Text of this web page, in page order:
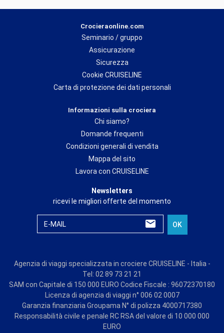
Crocieraonline.com
Seminario / gruppo
Assicurazione
Sicurezza
Cookie CRUISELINE
Carta di protezione dei dati personali
Informazioni sulla crociera
Chi siamo?
Domande frequenti
Condizioni generali di vendita
Mappa del sito
Lavora con CRUISELINE
Newsletters
ricevi le migliori offerte del momento
E-MAIL OK
Agenzia di viaggi specializzata in crociere CRUISELINE - Italia -
Tel: 02 89 73 21 21
SAM con Capitale di 150 000 EURO Codice Fiscale : 96072370180
Licenza di agenzia di viaggi n° 006 02 0007
Garanzia finanziaria Groupama N° di polizza 4000717380
Responsabilità civile e penale RC RSA del valore di 10 000 000
EURO